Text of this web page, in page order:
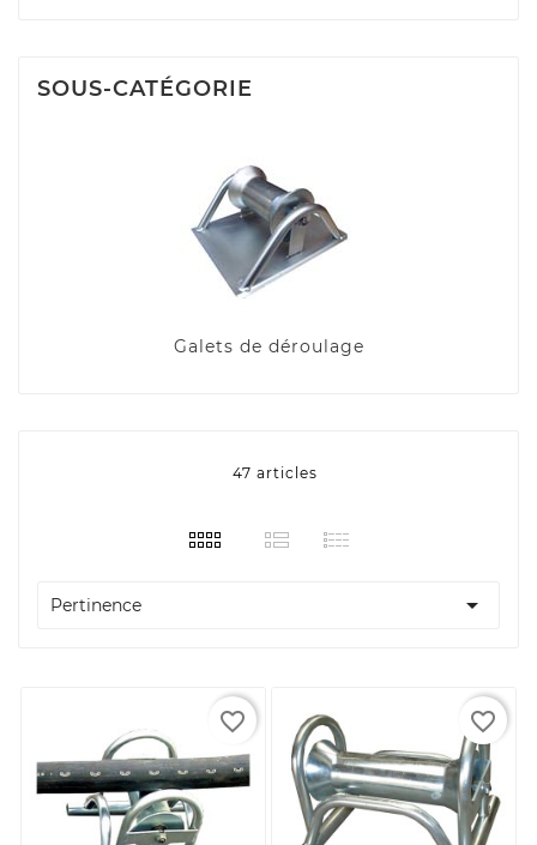
SOUS-CATÉGORIE
Galets de déroulage
47 articles
Pertinence 
favorite_border favorite_border